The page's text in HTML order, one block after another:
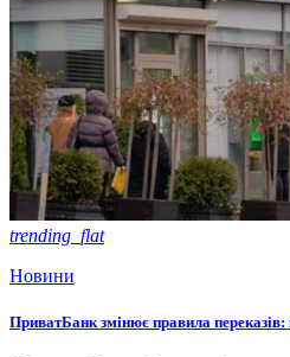
trending_flat
Новини
ПриватБанк змінює правила переказів: